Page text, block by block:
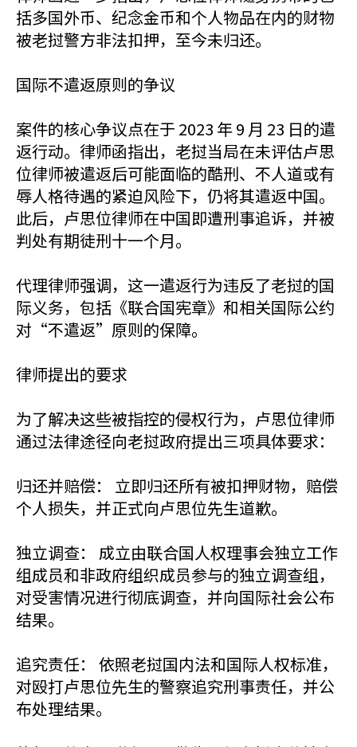
括多国外币、纪念金币和个人物品在内的财物
被老挝警方非法扣押，至今未归还。
国际不遣返原则的争议
案件的核心争议点在于 2023 年 9 月 23 日的遣
返行动。律师函指出，老挝当局在未评估卢思
位律师被遣返后可能面临的酷刑、不人道或有
辱人格待遇的紧迫风险下，仍将其遣返中国。
此后，卢思位律师在中国即遭刑事追诉，并被
判处有期徒刑十一个月。
代理律师强调，这一遣返行为违反了老挝的国
际义务，包括《联合国宪章》和相关国际公约
对“不遣返”原则的保障。
律师提出的要求
为了解决这些被指控的侵权行为，卢思位律师
通过法律途径向老挝政府提出三项具体要求：
归还并赔偿： 立即归还所有被扣押财物，赔偿
个人损失，并正式向卢思位先生道歉。
独立调查： 成立由联合国人权理事会独立工作
组成员和非政府组织成员参与的独立调查组，
对受害情况进行彻底调查，并向国际社会公布
结果。
追究责任： 依照老挝国内法和国际人权标准，
对殴打卢思位先生的警察追究刑事责任，并公
布处理结果。